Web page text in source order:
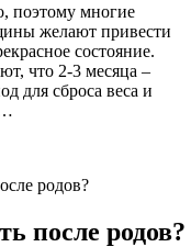
поэтому многие
желают привести
состояние.
что 2-3 месяца –
для сброса веса и
после родов?